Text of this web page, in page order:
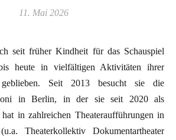
11. Mai 2026
heute in vielfältigen Aktivitäten ihrer
Seit 2013 besucht sie die
in Berlin, in der sie seit 2020 als
in zahlreichen Theateraufführungen in
Theaterkollektiv Dokumentartheater